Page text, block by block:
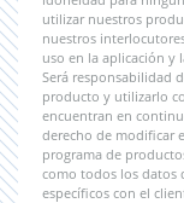
utilizar nuestros
nuestros
uso en la aplicación y
Será responsabilidad
producto y utilizarlo
encuentran en
derecho de modificar
programa de
como todos los datos
específicos con el